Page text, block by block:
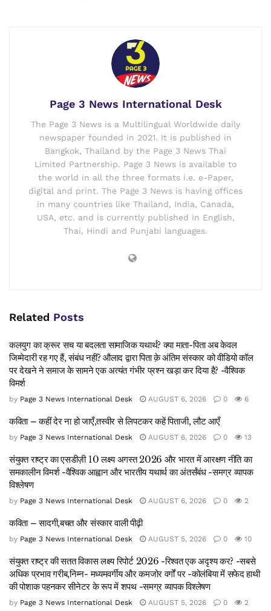
Page 3 News International Desk
The Page 3 News is a Multilingual Worldwide daily
newspaper founded in 2021. It is published in
Bangkok, Thailand by the Page 3 News Thai
Limited Partnership. Page 3 News is available to
the world in all the three formats i.e. e-Paper,
digital and print. The Page 3 News is having offices
in many countries like Thailand, India, Canada,
USA, etc. and is currently published in English,
Thai, Hindi and Punjabi languages.
Related Posts
कलयुग का क्रूर सच या बदलता सामाजिक यथार्थ? क्या माता-पिता अब केवल
जिम्मेदारी रह गए हैं, संबंध नहीं? औलाद द्वारा पिता क़े अंतिम संस्कार को वीडियो कॉल
पर देखने ने समाज के सामने एक अत्यंत गंभीर प्रश्न खड़ा कर दिया है? -वैश्विक
विमर्श
by Page 3 News International Desk AUGUST 6, 2026 0 6
कविता – कहीं देर ना हो जाएँ,तस्वीर से लिपटकर कहें पिताजी, लौट आएँ
by Page 3 News International Desk AUGUST 6, 2026 0 13
संयुक्त राष्ट्र का एसडीज़ी 10 लक्ष्य अगस्त 2026 और भारत में आरक्षण नीति का
समकालीन विमर्श -वैश्विक आह्वान और भारतीय यथार्थ का अंतर्संबंध -समग्र व्यापक
विश्लेषण
by Page 3 News International Desk AUGUST 6, 2026 0 2
कविता – सादगी,बचत और संस्कार वाली पीढ़ी
by Page 3 News International Desk AUGUST 5, 2026 0 10
संयुक्त राष्ट्र की सतत विकास लक्ष्य रिपोर्ट 2026 -रिश्वत एक अदृश्य कर? -सबसे
अधिक प्रभाव गरीब,निम्न- मध्यमवर्गीय और कमजोर वर्गों पर -कोलंबिया में सफेद हाथी
की पोशाक पहनकर सीनेटर के रूप में शपथ -समग्र व्यापक विश्लेषण
by Page 3 News International Desk AUGUST 5, 2026 0 2